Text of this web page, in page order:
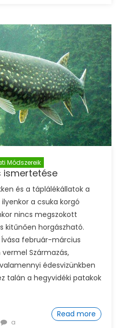
Módszereik
ismertetése
és a táplálékállatok a
a csuka korgó
nincs megszokott
kitűnően horgászható.
február-március
Származás,
édesvizünkben
talán a hegyvidéki patakok
Read more
Csuka horgászata és
a